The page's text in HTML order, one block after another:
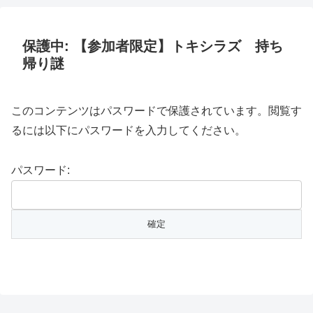
保護中: 【参加者限定】トキシラズ 持ち
帰り謎
このコンテンツはパスワードで保護されています。閲覧す
るには以下にパスワードを入力してください。
パスワード: